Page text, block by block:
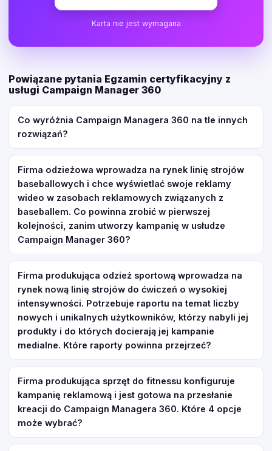
Karta nie jest wymagana
Powiązane pytania Egzamin certyfikacyjny z
usługi Campaign Manager 360
Co wyróżnia Campaign Managera 360 na tle innych
rozwiązań?
Firma odzieżowa wprowadza na rynek linię strojów
baseballowych i chce wyświetlać swoje reklamy
wideo w zasobach reklamowych związanych z
baseballem. Co powinna zrobić w pierwszej
kolejności, zanim utworzy kampanię w usłudze
Campaign Manager 360?
Firma produkująca odzież sportową wprowadza na
rynek nową linię strojów do ćwiczeń o wysokiej
intensywności. Potrzebuje raportu na temat liczby
nowych i unikalnych użytkowników, którzy nabyli jej
produkty i do których docierają jej kampanie
medialne. Które raporty powinna przejrzeć?
Firma produkująca sprzęt do fitnessu konfiguruje
kampanię reklamową i jest gotowa na przesłanie
kreacji do Campaign Managera 360. Które 4 opcje
może wybrać?